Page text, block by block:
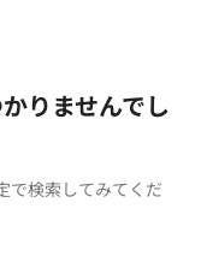
りませんでし
で検索してみてくだ